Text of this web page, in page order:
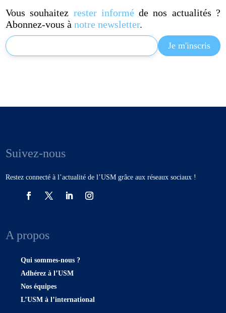
Vous souhaitez rester informéde nos actualités ?
Abonnez-vous ànotre newsletter.
Suivez-nous
Restez connecté à l’actualité de l’USM grâce aux réseaux sociaux !
A propos
Qui sommes-nous ?
Adhérez à l’USM
Nos équipes
L’USM à l’international